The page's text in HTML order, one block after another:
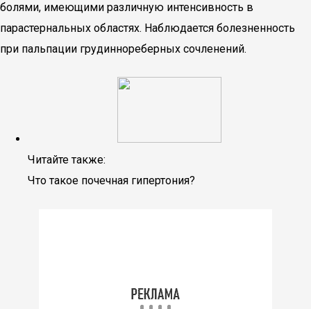
болями, имеющими различную интенсивность в
парастернальных областях. Наблюдается болезненность
при пальпации грудиннореберных сочленений.
Читайте также:
Что такое почечная гипертония?